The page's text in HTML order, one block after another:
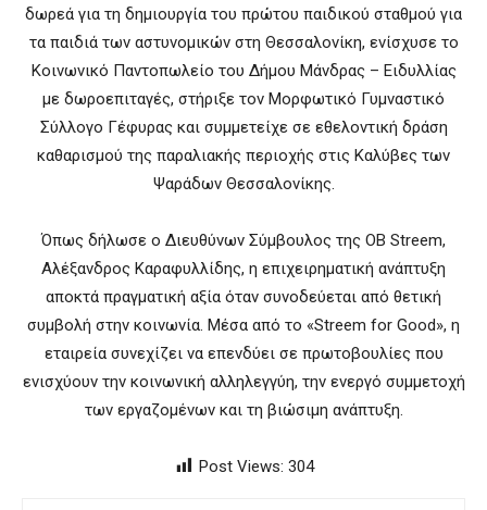
δωρεά για τη δημιουργία του πρώτου παιδικού σταθμού για
τα παιδιά των αστυνομικών στη Θεσσαλονίκη, ενίσχυσε το
Κοινωνικό Παντοπωλείο του Δήμου Μάνδρας – Ειδυλλίας
με δωροεπιταγές, στήριξε τον Μορφωτικό Γυμναστικό
Σύλλογο Γέφυρας και συμμετείχε σε εθελοντική δράση
καθαρισμού της παραλιακής περιοχής στις Καλύβες των
Ψαράδων Θεσσαλονίκης.
Όπως δήλωσε ο Διευθύνων Σύμβουλος της OB Streem,
Αλέξανδρος Καραφυλλίδης, η επιχειρηματική ανάπτυξη
αποκτά πραγματική αξία όταν συνοδεύεται από θετική
συμβολή στην κοινωνία. Μέσα από το «Streem for Good», η
εταιρεία συνεχίζει να επενδύει σε πρωτοβουλίες που
ενισχύουν την κοινωνική αλληλεγγύη, την ενεργό συμμετοχή
των εργαζομένων και τη βιώσιμη ανάπτυξη.
Post Views: 304